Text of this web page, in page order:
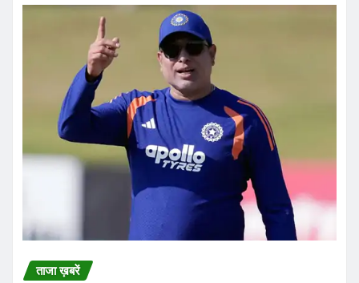
ताजा ख़बरें
पूर्व क्रिकेटर वीवीएस लक्ष्मण ने खिलाड़ियों के धीरे फिट होने में सेंटर
ऑफ एक्सीलेंस (CoE) को दोषी मानने से इनकार किया
Praveen Kumar Dubey Aug 10, 2026